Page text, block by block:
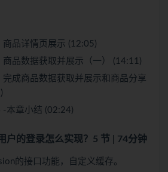
商品详情页展示 (12:05)
商品数据获取并展示（一） (14:11)
完成商品数据获取并展示和商品分享
-本章小结 (02:24)
户的登录怎么实现？ 5 节 | 74分钟
的接口功能，自定义缓存。